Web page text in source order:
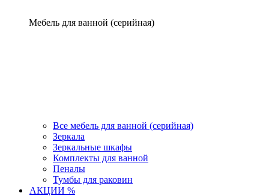
Мебель для ванной (серийная)
Все мебель для ванной (серийная)
Зеркала
Зеркальные шкафы
Комплекты для ванной
Пеналы
Тумбы для раковин
АКЦИИ %